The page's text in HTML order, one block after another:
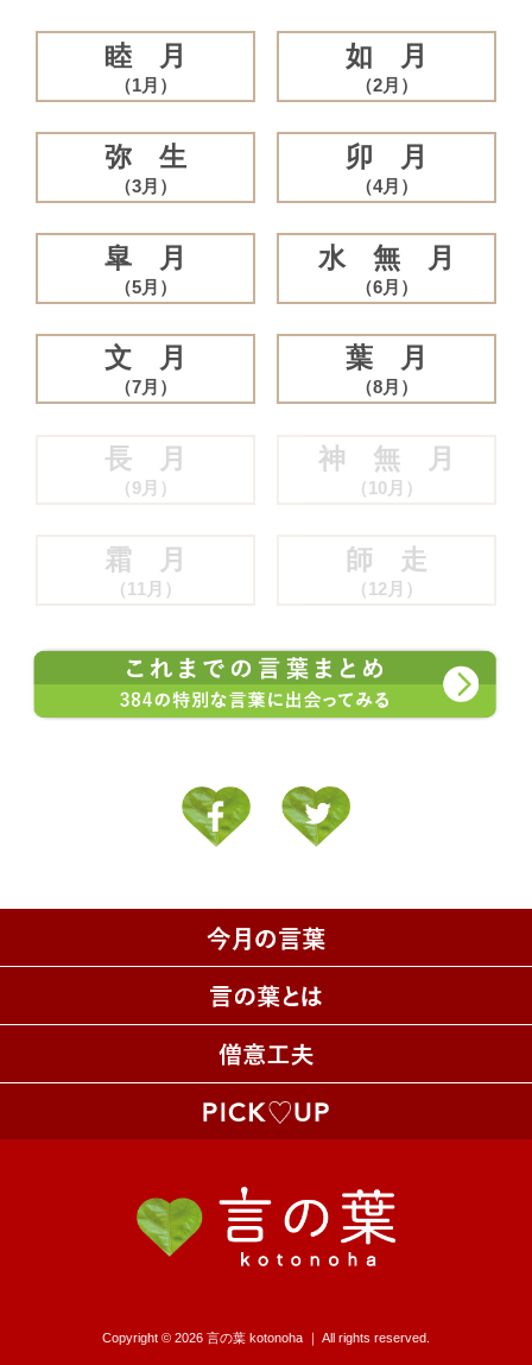
睦 月
（1月）
如 月
（2月）
弥 生
（3月）
卯 月
（4月）
皐 月
（5月）
水 無 月
（6月）
文 月
（7月）
葉 月
（8月）
長 月
（9月）
神 無 月
（10月）
霜 月
（11月）
師 走
（12月）
Copyright © 2026 言の葉 kotonoha ｜ All rights reserved.